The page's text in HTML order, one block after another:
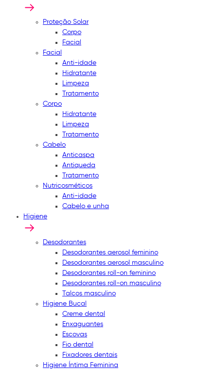
Proteção Solar
Corpo
Facial
Facial
Anti-idade
Hidratante
Limpeza
Tratamento
Corpo
Hidratante
Limpeza
Tratamento
Cabelo
Anticaspa
Antiqueda
Tratamento
Nutricosméticos
Anti-idade
Cabelo e unha
Higiene
Desodorantes
Desodorantes aerosol feminino
Desodorantes aerosol masculino
Desodorantes roll-on feminino
Desodorantes roll-on masculino
Talcos masculino
Higiene Bucal
Creme dental
Enxaguantes
Escovas
Fio dental
Fixadores dentais
Higiene Íntima Feminina